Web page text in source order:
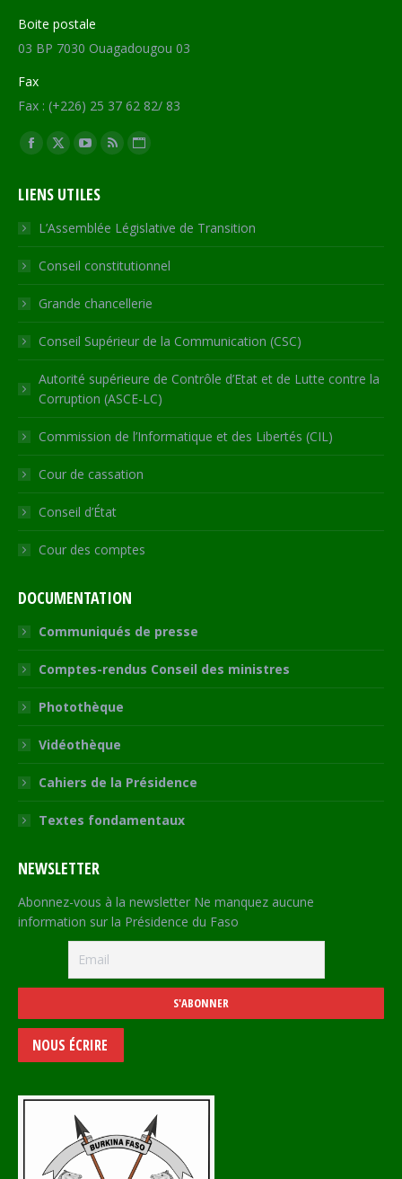
Boite postale
03 BP 7030 Ouagadougou 03
Fax
Fax : (+226) 25 37 62 82/ 83
Trouvez nous sur :
Facebook
opens
in
new
window
X
opens
in
new
window
YouTube
opens
in
new
window
RSS
in
new
window
Site
opens
in
new
LIENS UTILES
L’Assemblée Législative de Transition
Conseil constitutionnel
Grande chancellerie
Conseil Supérieur de la Communication (CSC)
Autorité supérieure de Contrôle d’Etat et de Lutte contre la
Corruption (ASCE-LC)
Commission de l’Informatique et des Libertés (CIL)
Cour de cassation
Conseil d’État
Cour des comptes
DOCUMENTATION
Communiqués de presse
Comptes-rendus Conseil des ministres
Photothèque
Vidéothèque
Cahiers de la Présidence
Textes fondamentaux
NEWSLETTER
Abonnez-vous à la newsletter Ne manquez aucune
information sur la Présidence du Faso
NOUS ÉCRIRE